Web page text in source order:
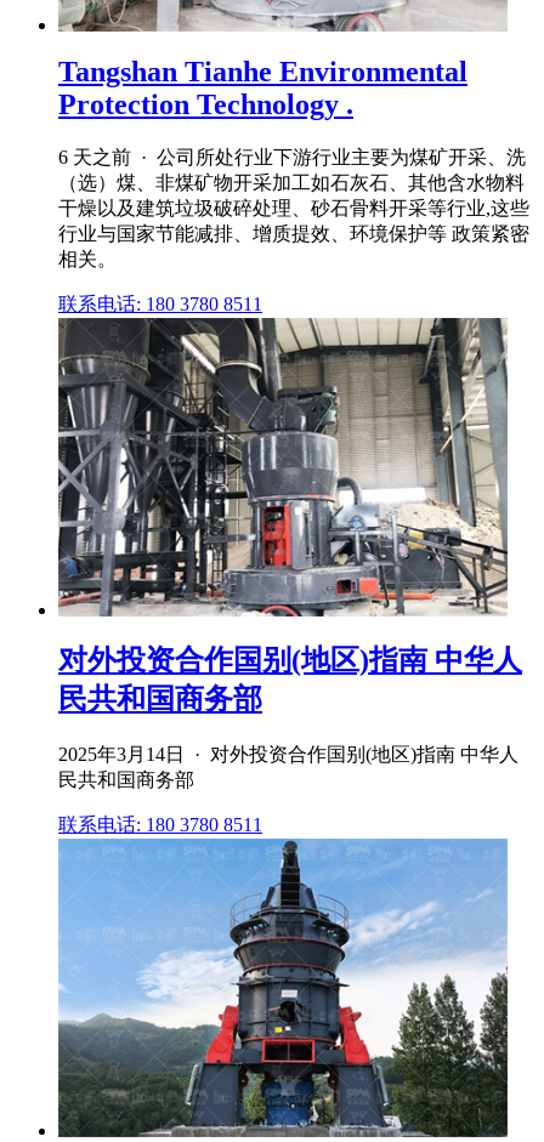
Tangshan Tianhe Environmental
Protection Technology .
6 天之前 · 公司所处行业下游行业主要为煤矿开采、洗
（选）煤、非煤矿物开采加工如石灰石、其他含水物料
干燥以及建筑垃圾破碎处理、砂石骨料开采等行业,这些
行业与国家节能减排、增质提效、环境保护等 政策紧密
相关。
联系电话: 180 3780 8511
对外投资合作国别(地区)指南 中华人
民共和国商务部
2025年3月14日 · 对外投资合作国别(地区)指南 中华人
民共和国商务部
联系电话: 180 3780 8511